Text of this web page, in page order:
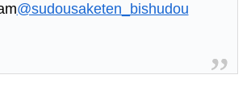
@sudousaketen_bishudou